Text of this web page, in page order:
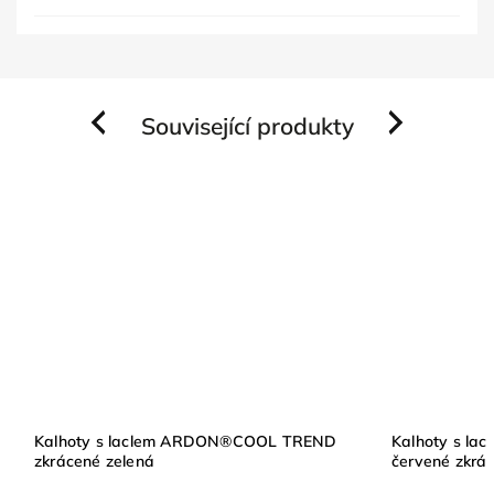
Související produkty
Previous
Kalhoty s laclem ARDON®COOL TREND
zkrácené zelená
Kalhoty s
červené
Next